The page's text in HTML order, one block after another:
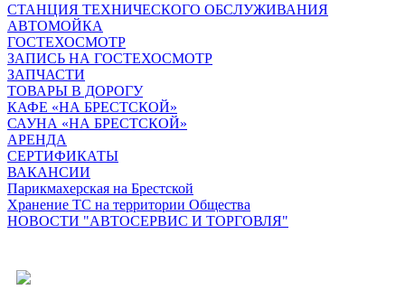
СТАНЦИЯ ТЕХНИЧЕСКОГО ОБСЛУЖИВАНИЯ
АВТОМОЙКА
ГОСТЕХОСМОТР
ЗАПИСЬ НА ГОСТЕХОСМОТР
ЗАПЧАСТИ
ТОВАРЫ В ДОРОГУ
КАФЕ «НА БРЕСТСКОЙ»
САУНА «НА БРЕСТСКОЙ»
АРЕНДА
СЕРТИФИКАТЫ
ВАКАНСИИ
Парикмахерская на Брестской
Хранение ТС на территории Общества
НОВОСТИ "АВТОСЕРВИС И ТОРГОВЛЯ"